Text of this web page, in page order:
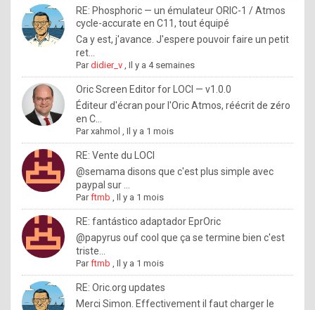
l
e
.
I
f
y
u
w
a
n
t
o
RE: Phosphoric — un émulateur ORIC-1 / Atmos
cycle-accurate en C11, tout équipé
Ca y est, j'avance. J'espere pouvoir faire un petit
ret...
Pardidier_v ,Il y a 4 semaines
Oric Screen Editor for LOCI — v1.0.0
Éditeur d'écran pour l'Oric Atmos, réécrit de zéro
en C...
Parxahmol ,Il y a 1 mois
RE: Vente du LOCI
@semama disons que c'est plus simple avec
paypal sur ...
Parftmb ,Il y a 1 mois
RE: fantástico adaptador EprOric
@papyrus ouf cool que ça se termine bien c'est
triste...
Parftmb ,Il y a 1 mois
RE: Oric.org updates
Merci Simon. Effectivement il faut charger le